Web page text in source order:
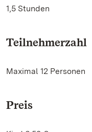
1,5 Stunden
Teilnehmerzahl
Maximal 12 Personen
Preis